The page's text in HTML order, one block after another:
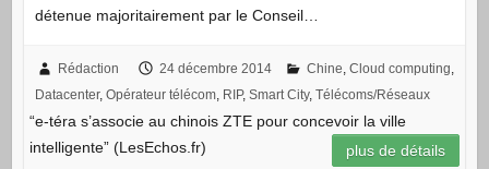
détenue majoritairement par le Conseil…
Rédaction 24 décembre 2014 Chine, Cloud computing,
Datacenter, Opérateur télécom, RIP, Smart City, Télécoms/Réseaux
“e-téra s’associe au chinois ZTE pour concevoir la ville
intelligente” (LesEchos.fr)
plus de détails